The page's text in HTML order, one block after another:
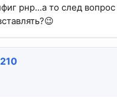
рнр...а то след